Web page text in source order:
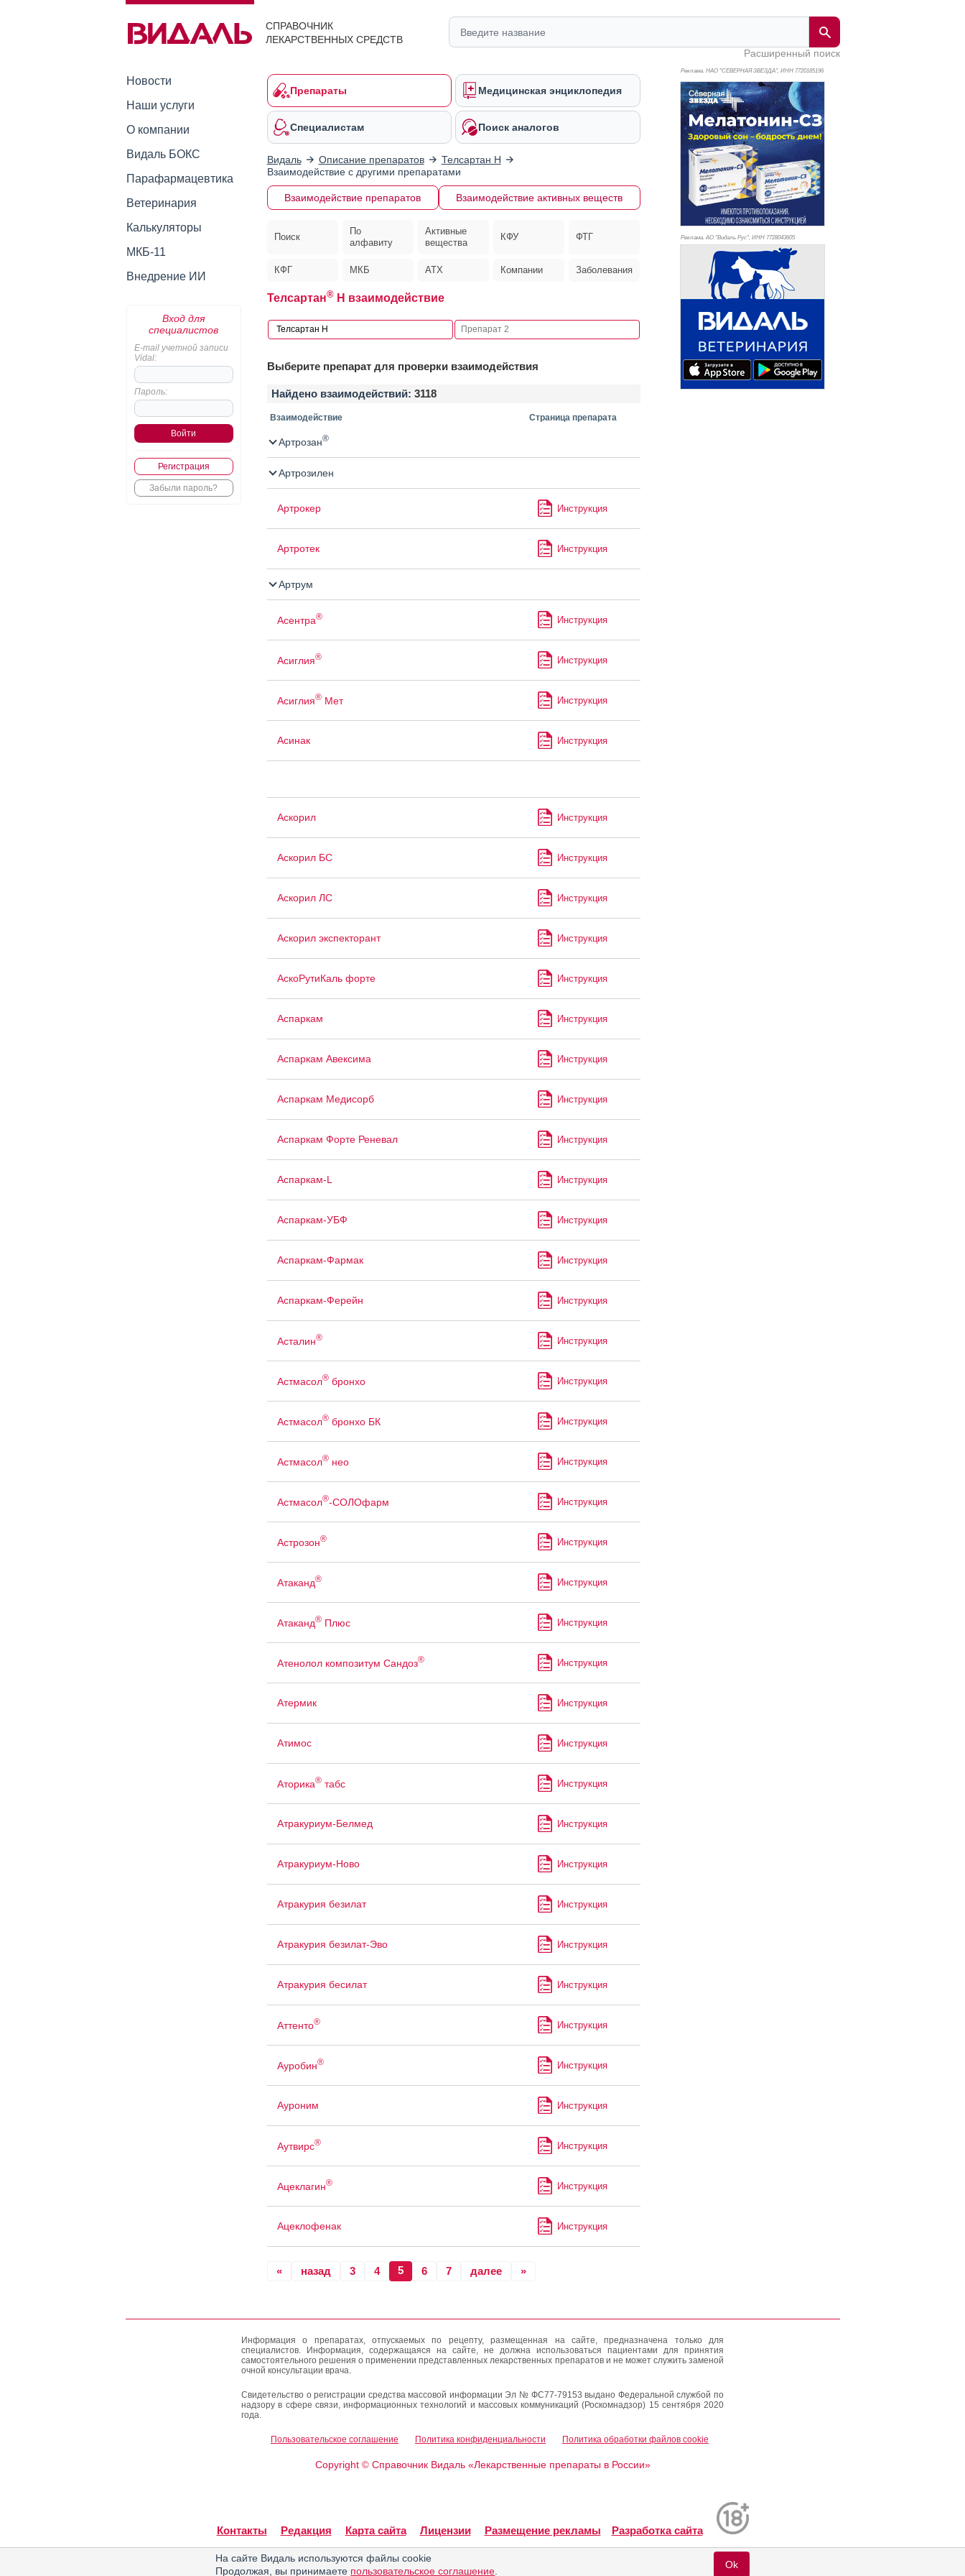
СПРАВОЧНИК
ЛЕКАРСТВЕННЫХ СРЕДСТВ
Расширенный поиск
Новости
Наши услуги
О компании
Видаль БОКС
Парафармацевтика
Ветеринария
Калькуляторы
МКБ-11
Внедрение ИИ
Вход для
специалистов
E-mail учетной записи
Vidal:
Пароль:
Регистрация
Забыли пароль?
Препараты Медицинская энциклопедия
Специалистам Поиск аналогов
Видаль Описание препаратов
Телсартан Н
Взаимодействие с другими препаратами
Взаимодействие препаратов Взаимодействие активных веществ
Поиск
По
алфавиту
Активные
вещества
КФУ ФТГ
КФГ МКБ АТХ Компании Заболевания
Телсартан®Н взаимодействие
Выберите препарат для проверки взаимодействия
Найдено взаимодействий: 3118
Взаимодействие Страница препарата
Артрозан®
Артрозилен
Артрокер Инструкция
Артротек Инструкция
Артрум
Асентра® Инструкция
Асиглия® Инструкция
Асиглия®Мет Инструкция
Асинак Инструкция
Аскорил Инструкция
Аскорил БС Инструкция
Аскорил ЛС Инструкция
Аскорил экспекторант Инструкция
АскоРутиКаль форте Инструкция
Аспаркам Инструкция
Аспаркам Авексима Инструкция
Аспаркам Медисорб Инструкция
Аспаркам Форте Реневал Инструкция
Аспаркам-L Инструкция
Аспаркам-УБФ Инструкция
Аспаркам-Фармак Инструкция
Аспаркам-Ферейн Инструкция
Асталин® Инструкция
Астмасол®бронхо Инструкция
Астмасол®бронхо БК Инструкция
Астмасол®нео Инструкция
Астмасол®-СОЛОфарм Инструкция
Астрозон® Инструкция
Атаканд® Инструкция
Атаканд®Плюс Инструкция
Атенолол композитум Сандоз® Инструкция
Атермик Инструкция
Атимос Инструкция
Аторика®табс Инструкция
Атракуриум-Белмед Инструкция
Атракуриум-Ново Инструкция
Атракурия безилат Инструкция
Атракурия безилат-Эво Инструкция
Атракурия бесилат Инструкция
Аттенто® Инструкция
Ауробин® Инструкция
Ауроним Инструкция
Аутвирс® Инструкция
Ацеклагин® Инструкция
Ацеклофенак Инструкция
« назад 3 4 5 6 7 далее »
Реклама. НАО "СЕВЕРНАЯ ЗВЕЗДА", ИНН 7720185196
Реклама. АО "Видаль Рус", ИНН 7728043605
Информация о препаратах, отпускаемых по рецепту, размещенная на сайте, предназначена только для
специалистов. Информация, содержащаяся на сайте, не должна использоваться пациентами для принятия
самостоятельного решения о применении представленных лекарственных препаратов и не может служить заменой
очной консультации врача.
Свидетельство о регистрации средства массовой информации Эл № ФС77-79153 выдано Федеральной службой по
надзору в сфере связи, информационных технологий и массовых коммуникаций (Роскомнадзор) 15 сентября 2020
года.
Пользовательское соглашение Политика конфиденциальности Политика обработки файлов cookie
Copyright ©Справочник Видаль «Лекарственные препараты в России»
Контакты Редакция Карта сайта Лицензии Размещение рекламы Разработка сайта
На сайте Видаль используются файлы cookie
Продолжая, вы принимаете пользовательское соглашение
Ok